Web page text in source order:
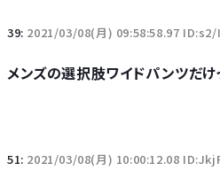
39: 2021/03/08(月) 09:58:58.97
メンズの選択肢ワイドパンツだけ
51: 2021/03/08(月) 10:00:12.08